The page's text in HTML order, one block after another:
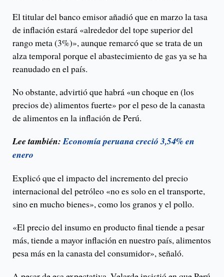
El titular del banco emisor añadió que en marzo la tasa
de inflación estará «alrededor del tope superior del
rango meta (3%)», aunque remarcó que se trata de un
alza temporal porque el abastecimiento de gas ya se ha
reanudado en el país.
No obstante, advirtió que habrá «un choque en (los
precios de) alimentos fuerte» por el peso de la canasta
de alimentos en la inflación de Perú.
Lee también:Economía peruana creció 3,54% en
enero
Explicó que el impacto del incremento del precio
internacional del petróleo «no es solo en el transporte,
sino en mucho bienes», como los granos y el pollo.
«El precio del insumo en producto final tiende a pesar
más, tiende a mayor inflación en nuestro país, alimentos
pesa más en la canasta del consumidor», señaló.